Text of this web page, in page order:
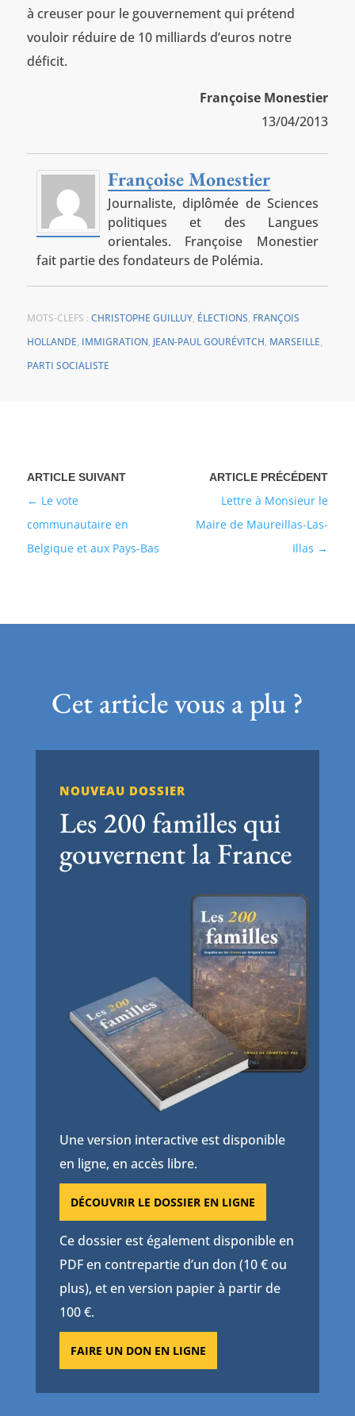
à creuser pour le gouvernement qui prétend
vouloir réduire de 10 milliards d’euros notre
déficit.
Françoise Monestier
13/04/2013
Françoise Monestier
Journaliste, diplômée de Sciences
politiques et des Langues
orientales. Françoise Monestier
fait partie des fondateurs de Polémia.
MOTS-CLEFS : CHRISTOPHE GUILLUY, ÉLECTIONS, FRANÇOIS
HOLLANDE, IMMIGRATION, JEAN-PAUL GOURÉVITCH, MARSEILLE,
PARTI SOCIALISTE
Lettre à Monsieur le
Maire de Maureillas-Las-
Illas
Le vote
communautaire en
Belgique et aux Pays-Bas
Cet article vous a plu ?
NOUVEAU DOSSIER
Les 200 familles qui
gouvernent la France
Une version interactive est disponible
en ligne, en accès libre.
DÉCOUVRIR LE DOSSIER EN LIGNE
Ce dossier est également disponible en
PDF en contrepartie d’un don (10 € ou
plus), et en version papier à partir de
100 €.
FAIRE UN DON EN LIGNE